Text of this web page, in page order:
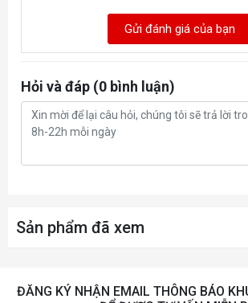
Gửi đánh giá của bạn
Hỏi và đáp (0 bình luận)
Sản phẩm đã xem
ĐĂNG KÝ NHẬN EMAIL THÔNG BÁO